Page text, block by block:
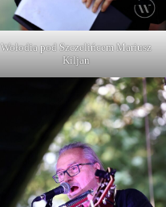
Wołodia pod Szczelińcem Mariusz
Kiljan